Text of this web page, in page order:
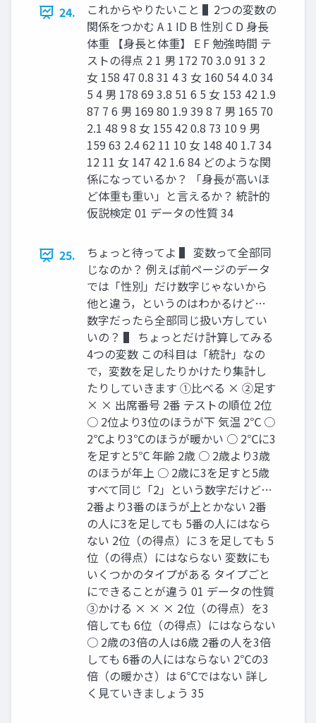
24.
これからやりたいこと ▌2つの変数の
関係をつかむ A 1 ID B 性別 C D 身長
体重 【身長と体重】 E F 勉強時間 テ
ストの得点 2 1 男 172 70 3.0 91 3 2
女 158 47 0.8 31 4 3 女 160 54 4.0 34
5 4 男 178 69 3.8 51 6 5 女 153 42 1.9
87 7 6 男 169 80 1.9 39 8 7 男 165 70
2.1 48 9 8 女 155 42 0.8 73 10 9 男
159 63 2.4 62 11 10 女 148 40 1.7 34
12 11 女 147 42 1.6 84 どのような関
係になっているか？ 「身長が高いほ
ど体重も重い」と言えるか？ 統計的
仮説検定 01 データの性質 34
25.
ちょっと待ってよ ▌ 変数って全部同
じなのか？ 例えば前ページのデータ
では「性別」だけ数字じゃないから
他と違う，というのはわかるけど…
数字だったら全部同じ扱い方してい
いの？ ▌ ちょっとだけ計算してみる
4つの変数 この科目は「統計」なの
で，変数を足したりかけたり集計し
たりしていきます ①比べる × ②足す
× × 出席番号 2番 テストの順位 2位
○ 2位より3位のほうが下 気温 2℃ ○
2℃より3℃のほうが暖かい ○ 2℃に3
を足すと5℃ 年齢 2歳 ○ 2歳より3歳
のほうが年上 ○ 2歳に3を足すと5歳
すべて同じ「2」という数字だけど…
2番より3番のほうが上とかない 2番
の人に3を足しても 5番の人にはなら
ない 2位（の得点）に３を足しても 5
位（の得点）にはならない 変数にも
いくつかのタイプがある タイプごと
にできることが違う 01 データの性質
③かける × × × 2位（の得点）を3
倍しても 6位（の得点）にはならない
○ 2歳の3倍の人は6歳 2番の人を3倍
しても 6番の人にはならない 2℃の3
倍（の暖かさ）は 6℃ではない 詳し
く見ていきましょう 35